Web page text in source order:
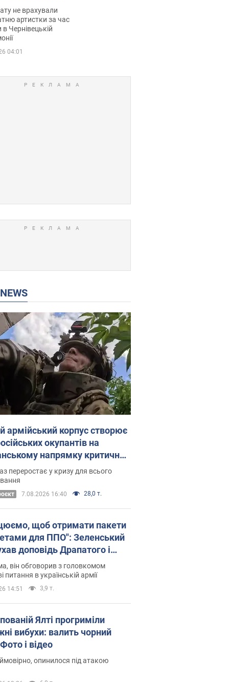
співачка
не врахували
артистки за час
в Чернівецькій
04:01
NEWS
армійський корпус створює
окупантів на
напрямку критичний
як це вдалося
переростає у кризу для всього
7.08.2026 16:40 28,0 т.
щоб отримати пакети
для ППО": Зеленський
доповідь Драпатого і
нові кроки
він обговорив з головкомом
питання в українській армії
14:51 3,9 т.
Ялті прогриміли
вибухи: валить чорний
і відео
опинилося під атакою